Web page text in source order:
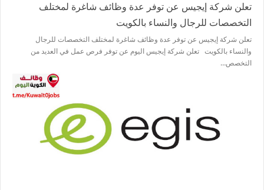
تعلن شركة إيجيس عن توفر عدة وظائف شاغرة لمختلف
التخصصات للرجال والنساء بالكويت
تعلن شركة إيجيس عن توفر عدة وظائف شاغرة لمختلف التخصصات للرجال
والنساء بالكويت تعلن شركة إيجيس اليوم عن توفر فرص عمل في العديد من
التخصص…